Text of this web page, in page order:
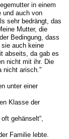
in einem
und auch von
sehr bedrängt, das
Mutter, die
Bedingung, dass
auch keine
abseits, da gab es
nicht mit ihr. Die
nicht arisch."
unter einer
Klasse der
gehänselt“,
Familie lebte.